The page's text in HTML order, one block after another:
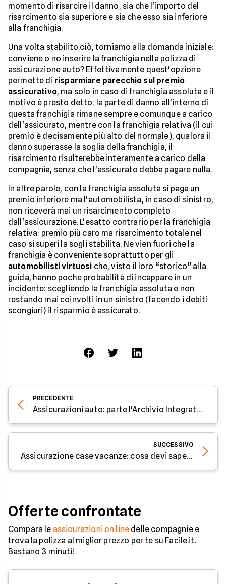
momento di risarcire il danno, sia che l'importo del
risarcimento sia superiore e sia che esso sia inferiore
alla franchigia.
Una volta stabilito ciò, torniamo alla domanda iniziale:
conviene o no inserire la franchigia nella polizza di
assicurazione auto? Effettivamente quest'opzione
permette di risparmiare parecchio sul premio
assicurativo, ma solo in caso di franchigia assoluta e il
motivo è presto detto: la parte di danno all'interno di
questa franchigia rimane sempre e comunque a carico
dell'assicurato, mentre con la franchigia relativa (il cui
premio è decisamente più alto del normale), qualora il
danno superasse la soglia della franchigia, il
risarcimento risulterebbe interamente a carico della
compagnia, senza che l'assicurato debba pagare nulla.
In altre parole, con la franchigia assoluta si paga un
premio inferiore ma l'automobilista, in caso di sinistro,
non riceverà mai un risarcimento completo
dall'assicurazione. L'esatto contrario per la franchigia
relativa: premio più caro ma risarcimento totale nel
caso si superi la sogli stabilita. Ne vien fuori che la
franchigia è conveniente soprattutto per gli
automobilisti virtuosi che, visto il loro “storico” alla
guida, hanno poche probabilità di incappare in un
incidente: scegliendo la franchigia assoluta e non
restando mai coinvolti in un sinistro (facendo i debiti
scongiuri) il risparmio è assicurato.
PRECEDENTE
Assicurazioni auto: parte l'Archivio Integrato Antifrode
SUCCESSIVO
Assicurazione case vacanze: cosa devi sapere
Offerte confrontate
Compara le assicurazioni on line delle compagnie e
trova la polizza al miglior prezzo per te su Facile.it.
Bastano 3 minuti!